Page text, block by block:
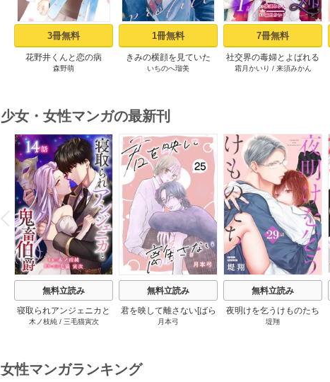
3冊無料
花野井くんと恋の病
（１）
森野萌
1冊無料
きみの横顔を見ていた
（１）
いちのへ瑠美
7冊無料
社交界の毒婦とよばれる
私～素敵な辺境伯令息に
霜月かいり / 来須みかん
少女・女性マンガの最新刊
P
r
e
v
i
o
u
s
無料立読み
寝取られアンジェニカと
鬼畜伯爵［ばら売り］ 14
木ノ枝純 / 三毛猫寅次
無料立読み
君を映して離さない[ばら
売り] 25巻
月本弓
無料立読み
夜明けを乞うけものたち
[ばら売り] 28-29巻
堤翔
女性マンガランキング